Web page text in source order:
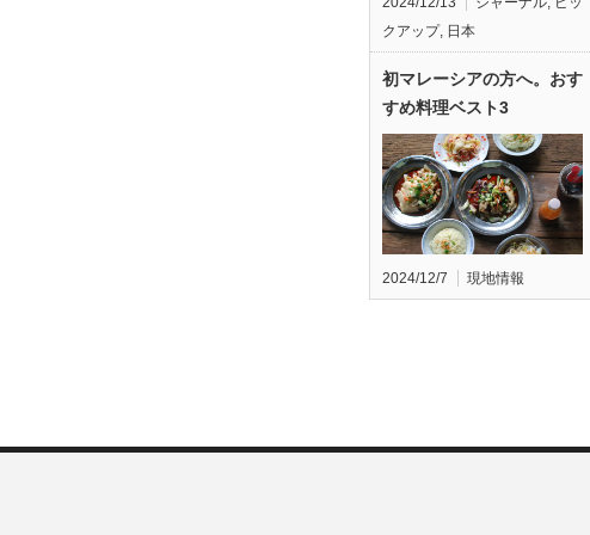
クアップ, 日本
初マレーシアの方へ。おす
すめ料理ベスト3
2024/12/7 現地情報